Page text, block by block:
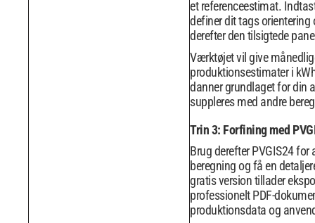
et referenceestimat.
definer dit tags
derefter den tilsigtede
Værktøjet vil give
produktionsestimater i
danner grundlaget for din
suppleres med andre
Trin 3: Forfining med
Brug derefter PVGIS24 for
beregning og få en
gratis version tillader
professionelt PDF-
produktionsdata og